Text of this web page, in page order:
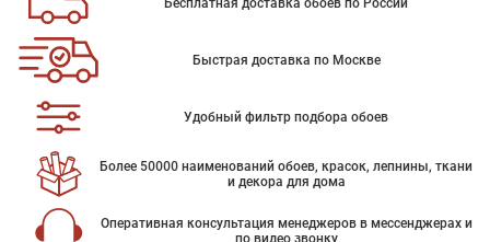
Бесплатная доставка обоев по России
Быстрая доставка по Москве
Удобный фильтр подбора обоев
Более 50000 наименований обоев, красок, лепнины, ткани
и декора для дома
Оперативная консультация менеджеров в мессенджерах и
по видео звонку